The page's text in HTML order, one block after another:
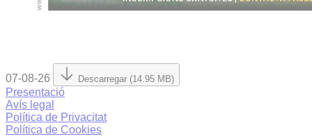
07-08-26 Descarregar (14.95 MB)
Presentació
Avís legal
Política de Privacitat
Política de Cookies